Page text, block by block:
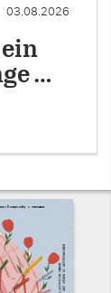
03.08.2026
…